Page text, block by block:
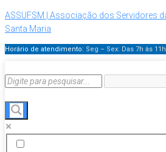
ASSUFSM | Associação dos Servidores
Santa Maria
Horário de atendimento: Seg – Sex: Das 7h às